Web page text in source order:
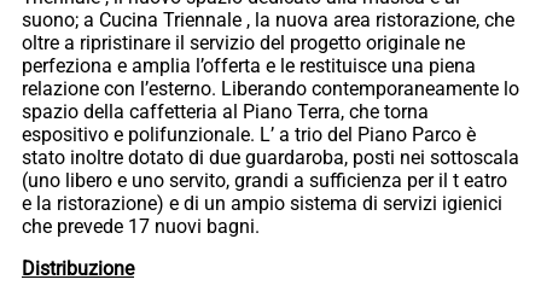
suono; a Cucina Triennale , la nuova area ristorazione, che
oltre a ripristinare il servizio del progetto originale ne
perfeziona e amplia l’offerta e le restituisce una piena
relazione con l’esterno. Liberando contemporaneamente lo
spazio della caffetteria al Piano Terra, che torna
espositivo e polifunzionale. L’ a trio del Piano Parco è
stato inoltre dotato di due guardaroba, posti nei sottoscala
(uno libero e uno servito, grandi a sufficienza per il t eatro
e la ristorazione) e di un ampio sistema di servizi igienici
che prevede 17 nuovi bagni.
Distribuzione